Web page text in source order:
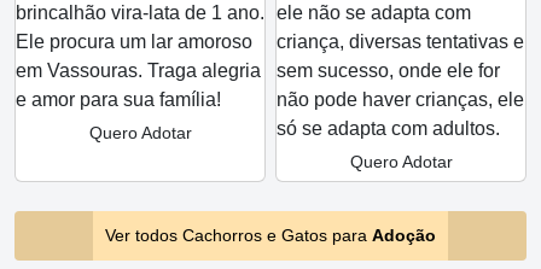
brincalhão vira-lata de 1 ano.
Ele procura um lar amoroso
em Vassouras. Traga alegria
e amor para sua família!
Quero Adotar
ele não se adapta com
criança, diversas tentativas e
sem sucesso, onde ele for
não pode haver crianças, ele
só se adapta com adultos.
Quero Adotar
Ver todos Cachorros e Gatos para Adoção